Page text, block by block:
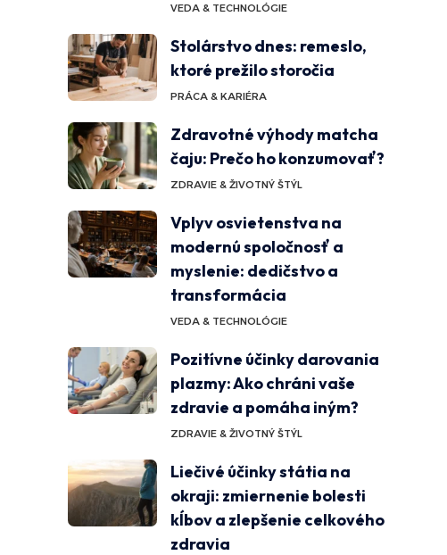
VEDA & TECHNOLÓGIE
Stolárstvo dnes: remeslo,
ktoré prežilo storočia
PRÁCA & KARIÉRA
Zdravotné výhody matcha
čaju: Prečo ho konzumovať?
ZDRAVIE & ŽIVOTNÝ ŠTÝL
Vplyv osvietenstva na
modernú spoločnosť a
myslenie: dedičstvo a
transformácia
VEDA & TECHNOLÓGIE
Pozitívne účinky darovania
plazmy: Ako chráni vaše
zdravie a pomáha iným?
ZDRAVIE & ŽIVOTNÝ ŠTÝL
Liečivé účinky státia na
okraji: zmiernenie bolesti
kĺbov a zlepšenie celkového
zdravia